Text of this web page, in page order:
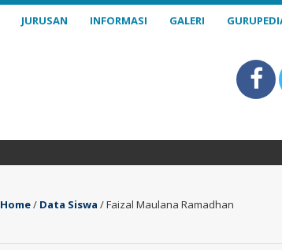
JURUSAN INFORMASI GALERI
Home/ Data Siswa /Faizal Maulana Ramadhan